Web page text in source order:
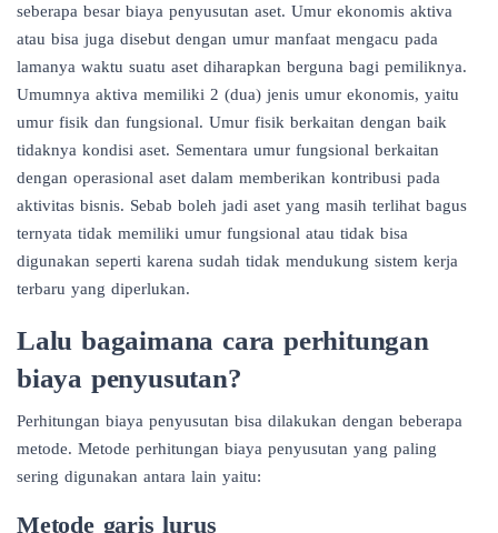
seberapa besar biaya penyusutan aset. Umur ekonomis aktiva
atau bisa juga disebut dengan umur manfaat mengacu pada
lamanya waktu suatu aset diharapkan berguna bagi pemiliknya.
Umumnya aktiva memiliki 2 (dua) jenis umur ekonomis, yaitu
umur fisik dan fungsional. Umur fisik berkaitan dengan baik
tidaknya kondisi aset. Sementara umur fungsional berkaitan
dengan operasional aset dalam memberikan kontribusi pada
aktivitas bisnis. Sebab boleh jadi aset yang masih terlihat bagus
ternyata tidak memiliki umur fungsional atau tidak bisa
digunakan seperti karena sudah tidak mendukung sistem kerja
terbaru yang diperlukan.
Lalu bagaimana cara perhitungan
biaya penyusutan?
Perhitungan biaya penyusutan bisa dilakukan dengan beberapa
metode. Metode perhitungan biaya penyusutan yang paling
sering digunakan antara lain yaitu:
Metode garis lurus